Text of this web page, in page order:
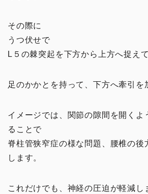
その際に
うつ伏せで
L５の棘突起を下方から上方へ捉え
足のかかとを持って、下方へ牽引を
イメージでは、関節の隙間を開くよ
ることで
脊柱管狭窄症の様な問題、腰椎の後
します。
これだけでも、神経の圧迫が軽減し